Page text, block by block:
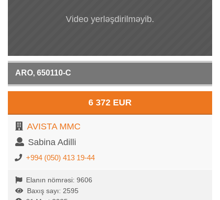
Video yerləşdirilməyib.
ARO, 650110-C
6 372 EUR
AVISTA MMC
Sabina Adilli
+994 (050) 413 19-44
Elanın nömrəsi: 9606
Baxış sayı: 2595